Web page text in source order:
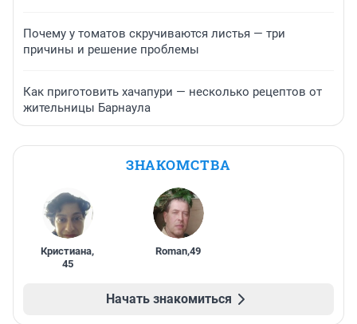
Почему у томатов скручиваются листья — три
причины и решение проблемы
Как приготовить хачапури — несколько рецептов от
жительницы Барнаула
ЗНАКОМСТВА
Кристиана,
45
Roman,49
Начать знакомиться